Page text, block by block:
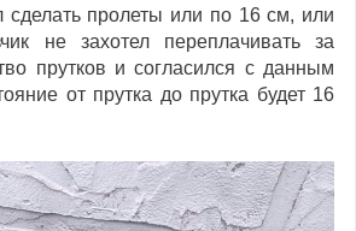
сделать пролеты или по 16 см, или
не захотел переплачивать за
прутков и согласился с данным
от прутка до прутка будет 16